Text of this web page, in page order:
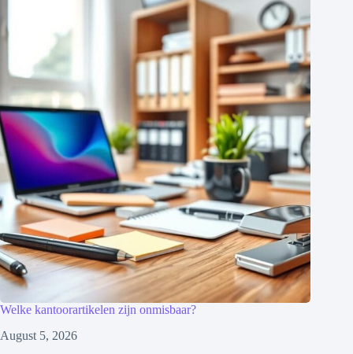
Welke kantoorartikelen zijn onmisbaar?
August 5, 2026